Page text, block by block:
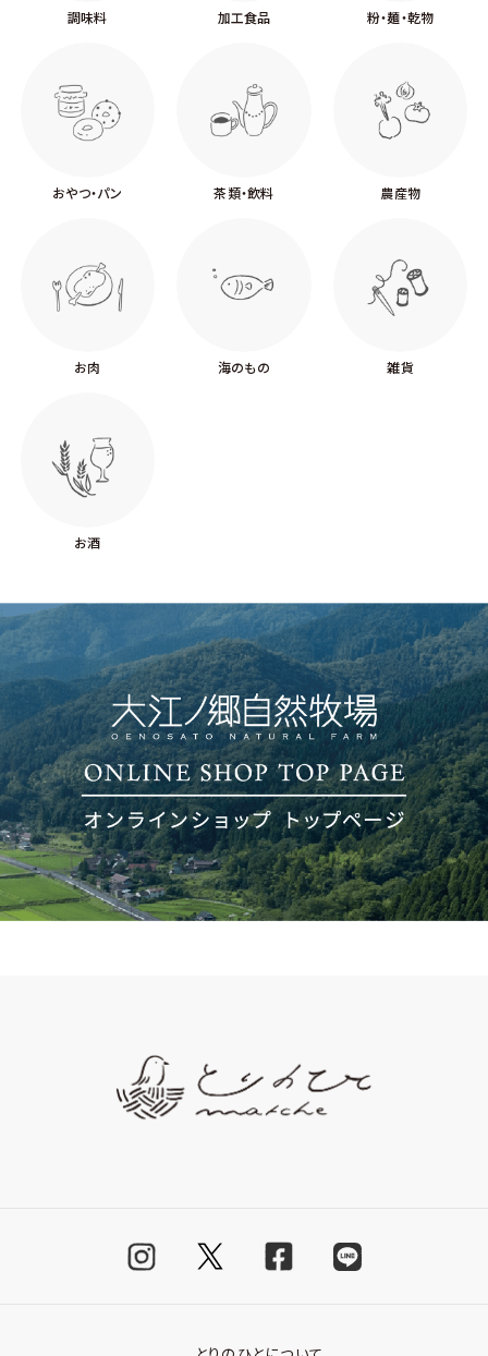
調味料 加工食品 粉・麺・乾物
おやつ・パン 茶類・飲料 農産物
お肉 海のもの 雑貨
お酒